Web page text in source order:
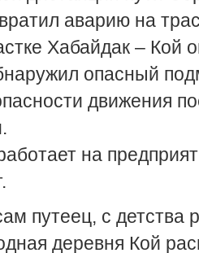
аварию на
Хабайдак – Кой
опасный
движения
на
путеец, с детства
деревня Кой